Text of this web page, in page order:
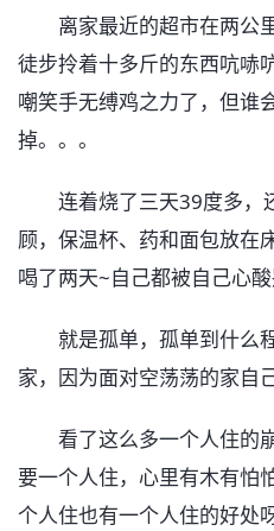
离家最近的超市在两公里
徒步拎着十多斤的东西吭哧
嘲笑手无缚鸡之力了，但谁
掉。。。
连着烧了三天39度多，
顾，保温杯、药和面包放在
喝了两天~自己都被自己心
就是孤单，孤单到什么
家，因为面对空荡荡的家
看了这么多一个人住的
要一个人住，心里有木有怕
个人住也有一个人住的好处